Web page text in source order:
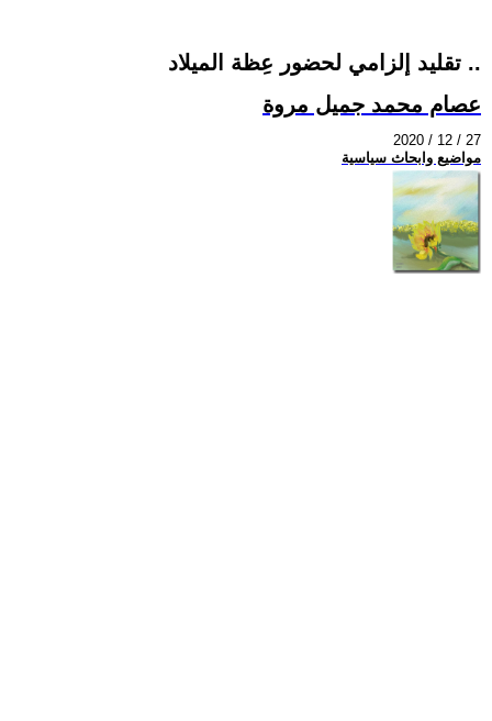
تقليد إلزامي لحضور عِظة الميلاد ..
عصام محمد جميل مروة
2020 / 12 / 27
مواضيع وابحاث سياسية